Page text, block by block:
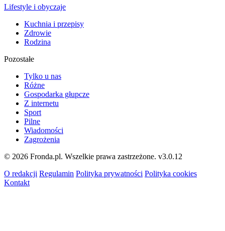
Lifestyle i obyczaje
Kuchnia i przepisy
Zdrowie
Rodzina
Pozostałe
Tylko u nas
Różne
Gospodarka głupcze
Z internetu
Sport
Pilne
Wiadomości
Zagrożenia
© 2026 Fronda.pl. Wszelkie prawa zastrzeżone. v3.0.12
O redakcji Regulamin Polityka prywatności Polityka cookies
Kontakt